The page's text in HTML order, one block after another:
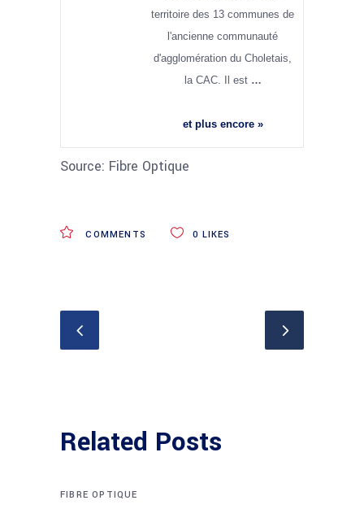
territoire des 13 communes de
l'ancienne communauté
d'agglomération du Choletais,
la CAC. Il est …
et plus encore »
Source: Fibre Optique
COMMENTS 0 LIKES
Related Posts
FIBRE OPTIQUE